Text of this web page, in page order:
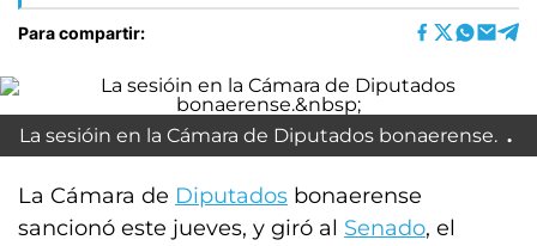
Para compartir:
La sesióin en la Cámara de Diputados bonaerense.
La Cámara de Diputados bonaerense
sancionó este jueves, y giró al Senado, el